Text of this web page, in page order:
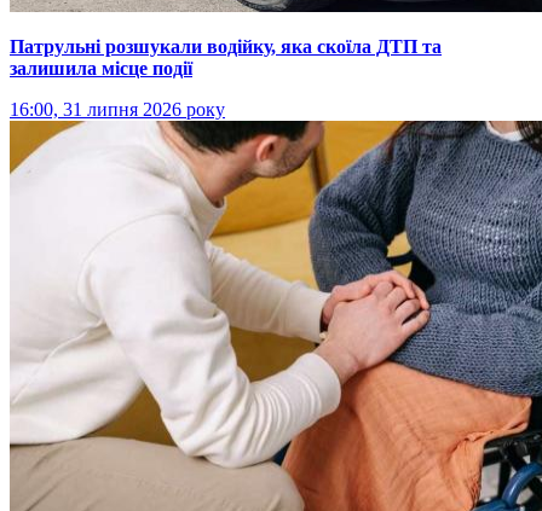
Патрульні розшукали водійку, яка скоїла ДТП та
залишила місце події
16:00, 31 липня 2026 року